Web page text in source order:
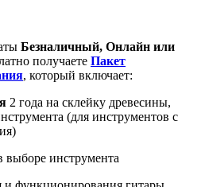
Безналичный, Онлайн или
получаете Пакет
, который включает:
2 года на склейку древесины,
(для инструментов с
выборе инструмента